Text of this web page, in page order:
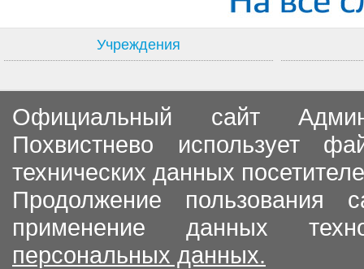
Учреждения
Официальный сайт
Похвистнево использует
технических данных
Продолжение пользования
применение данных
персональных данных.